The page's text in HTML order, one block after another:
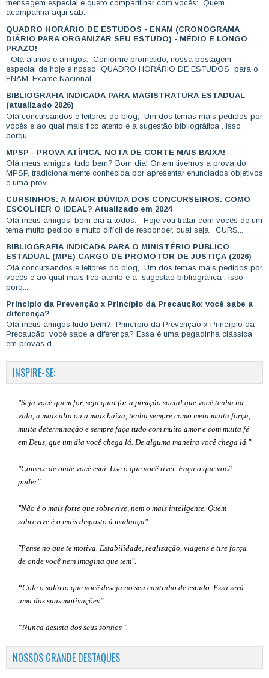
mensagem especial e quero compartilhar com vocês: Quem
acompanha aqui sab...
QUADRO HORÁRIO DE ESTUDOS - ENAM (CRONOGRAMA
DIÁRIO PARA ORGANIZAR SEU ESTUDO) - MÉDIO E LONGO
PRAZO!
Olá alunos e amigos. Conforme prometido, nossa postagem
especial de hoje é nosso QUADRO HORÁRIO DE ESTUDOS para o
ENAM, Exame Nacional ...
BIBLIOGRAFIA INDICADA PARA MAGISTRATURA ESTADUAL
(atualizado 2026)
Olá concursandos e leitores do blog, Um dos temas mais pedidos por
vocês e ao qual mais fico atento é a sugestão bibliográfica , isso
porqu...
MPSP - PROVA ATÍPICA, NOTA DE CORTE MAIS BAIXA!
Olá meus amigos, tudo bem? Bom dia! Ontem tivemos a prova do
MPSP, tradicionalmente conhecida por apresentar enunciados objetivos
e uma prov...
CURSINHOS: A MAIOR DÚVIDA DOS CONCURSEIROS. COMO
ESCOLHER O IDEAL? Atualizado em 2024
Olá meus amigos, bom dia a todos. Hoje vou tratar com vocês de um
tema muito pedido e muito difícil de responder, qual seja, CURS...
BIBLIOGRAFIA INDICADA PARA O MINISTÉRIO PÚBLICO
ESTADUAL (MPE) CARGO DE PROMOTOR DE JUSTIÇA (2026)
Olá concursandos e leitores do blog, Um dos temas mais pedidos por
vocês e ao qual mais fico atento é a sugestão bibliográfica , isso
porq...
Princípio da Prevenção x Princípio da Precaução: você sabe a
diferença?
Olá meus amigos tudo bem? Princípio da Prevenção x Princípio da
Precaução: você sabe a diferença? Essa é uma pegadinha clássica
em provas d...
INSPIRE-SE:
"Seja você quem for, seja qual for a posição social que você tenha na
vida, a mais alta ou a mais baixa, tenha sempre como meta muita força,
muita determinação e sempre faça tudo com muito amor e com muita fé
em Deus, que um dia você chega lá. De alguma maneira você chega lá."
"Comece de onde você está. Use o que você tiver. Faça o que você
puder".
"Não é o mais forte que sobrevive, nem o mais inteligente. Quem
sobrevive é o mais disposto à mudança".
"Pense no que te motiva. Estabilidade, realização, viagens e tire força
de onde você nem imagina que tem".
“Cole o salário que você deseja no seu cantinho de estudo. Essa será
uma das suas motivações”.
“Nunca desista dos seus sonhos”.
NOSSOS GRANDE DESTAQUES